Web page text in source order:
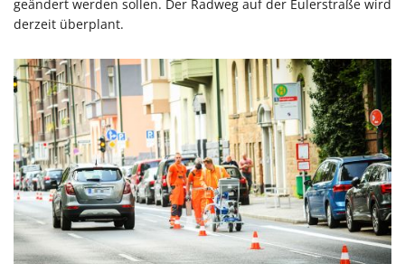
geändert werden sollen. Der Radweg auf der Eulerstraße wird
derzeit überplant.